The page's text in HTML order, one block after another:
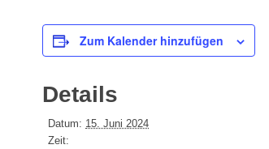
Zum Kalender hinzufügen
Details
Datum: 15. Juni 2024
Zeit: